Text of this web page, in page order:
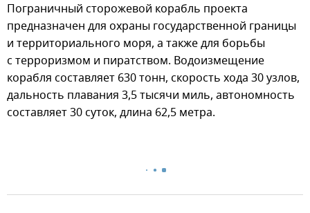
Пограничный сторожевой корабль проекта
предназначен для охраны государственной границы
и территориального моря, а также для борьбы
с терроризмом и пиратством. Водоизмещение
корабля составляет 630 тонн, скорость хода 30 узлов,
дальность плавания 3,5 тысячи миль, автономность
составляет 30 суток, длина 62,5 метра.